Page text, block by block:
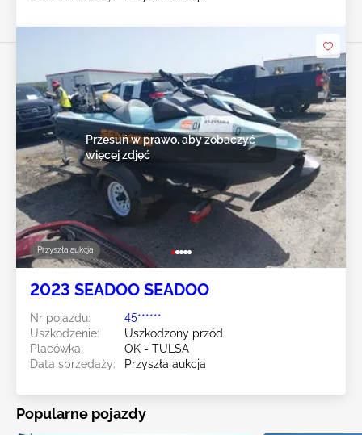
Przyszła aukcja
Przesuń w prawo, aby zobaczyć
więcej zdjęć
2023 SEADOO SEADOO
Nr pojazdu:
45******
Uszkodzenie:
Uszkodzony przód
Placówka:
OK - TULSA
Data sprzedaży:
Przyszła aukcja
Popularne pojazdy